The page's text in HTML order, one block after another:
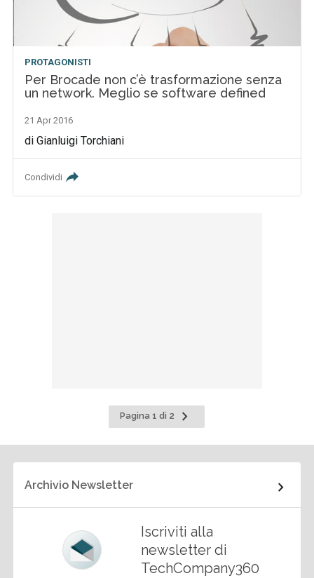
PROTAGONISTI
Per Brocade non c’è trasformazione senza
un network. Meglio se software defined
21 Apr 2016
di Gianluigi Torchiani
Condividi
Pagina 1 di 2
Pagina
successiva
Archivio Newsletter
Iscriviti alla
newsletter di
TechCompany360